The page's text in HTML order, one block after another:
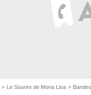
Le Sourire de Mona Lisa